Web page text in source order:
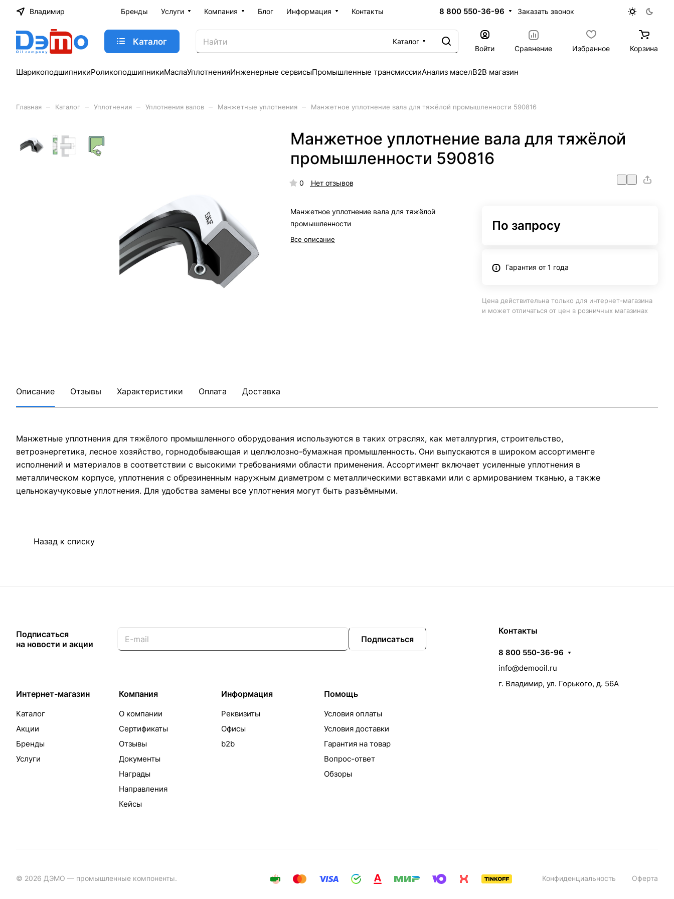
Владимир Бренды Услуги Компания Блог Информация Контакты 8 800 550-36-96 Заказать звонок
Каталог
Каталог
Войти
Сравнение Избранное Корзина
ШарикоподшипникиРоликоподшипникиМаслаУплотненияИнженерные сервисыПромышленные трансмиссииАнализ маселB2B магазин
Главная Каталог Уплотнения Уплотнения валов Манжетные уплотнения Манжетное уплотнение вала для тяжёлой промышленности 590816
Манжетное уплотнение вала для тяжёлой
промышленности 590816
0 Нет отзывов
Манжетное уплотнение вала для тяжёлой
промышленности
Все описание
По запросу
Гарантия от 1 года
Цена действительна только для интернет-магазина
и может отличаться от цен в розничных магазинах
Описание Отзывы Характеристики Оплата Доставка
Манжетные уплотнения для тяжёлого промышленного оборудования используются в таких отраслях, как металлургия, строительство,
ветроэнергетика, лесное хозяйство, горнодобывающая и целлюлозно-бумажная промышленность. Они выпускаются в широком ассортименте
исполнений и материалов в соответствии с высокими требованиями области применения. Ассортимент включает усиленные уплотнения в
металлическом корпусе, уплотнения с обрезиненным наружным диаметром с металлическими вставками или с армированием тканью, а также
цельнокаучуковые уплотнения. Для удобства замены все уплотнения могут быть разъёмными.
Назад к списку
Подписаться
на новости и акции
Подписаться
Интернет-магазин
Каталог
Акции
Бренды
Услуги
Компания
О компании
Сертификаты
Отзывы
Документы
Награды
Направления
Кейсы
Информация
Реквизиты
Офисы
b2b
Помощь
Условия оплаты
Условия доставки
Гарантия на товар
Вопрос-ответ
Обзоры
Контакты
8 800 550-36-96
info@demooil.ru
г. Владимир, ул. Горького, д. 56А
© 2026 ДЭМО — промышленные компоненты. Конфиденциальность Оферта